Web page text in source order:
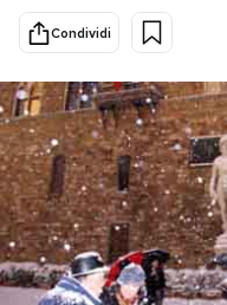
Economia
PODCAST
NEWSLETTER
Condividi